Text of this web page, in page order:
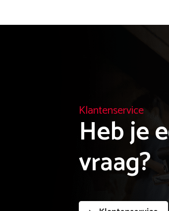
Klantenservice
Heb je
vraag?